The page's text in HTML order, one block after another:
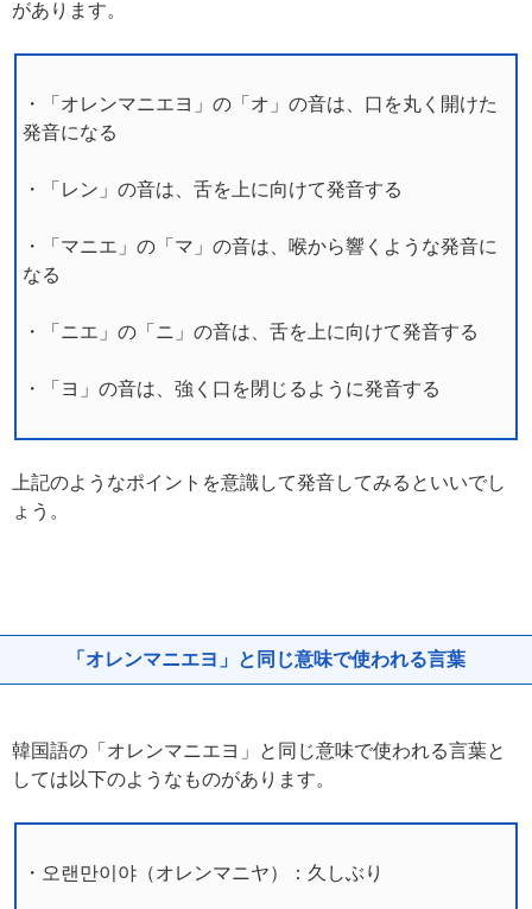
があります。
・「オレンマニエヨ」の「オ」の音は、口を丸く開けた
発音になる
・「レン」の音は、舌を上に向けて発音する
・「マニエ」の「マ」の音は、喉から響くような発音に
なる
・「ニエ」の「ニ」の音は、舌を上に向けて発音する
・「ヨ」の音は、強く口を閉じるように発音する
上記のようなポイントを意識して発音してみるといいでし
ょう。
「オレンマニエヨ」と同じ意味で使われる言葉
韓国語の「オレンマニエヨ」と同じ意味で使われる言葉と
しては以下のようなものがあります。
・오랜만이야（オレンマニヤ）：久しぶり